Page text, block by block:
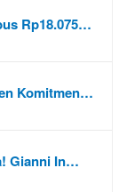
Rp18.075…
Komitmen…
Gianni In…